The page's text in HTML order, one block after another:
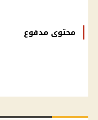
محتوى مدفوع